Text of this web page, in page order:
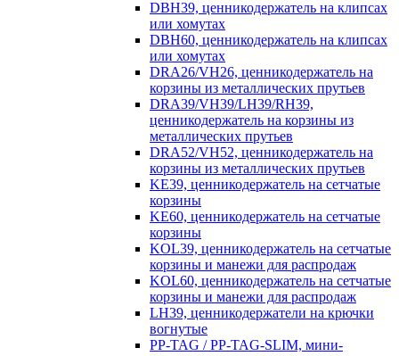
DBH39, ценникодержатель на клипсах
или хомутах
DBH60, ценникодержатель на клипсах
или хомутах
DRA26/VH26, ценникодержатель на
корзины из металлических прутьев
DRA39/VH39/LH39/RH39,
ценникодержатель на корзины из
металлических прутьев
DRA52/VH52, ценникодержатель на
корзины из металлических прутьев
KE39, ценникодержатель на сетчатые
корзины
KE60, ценникодержатель на сетчатые
корзины
KOL39, ценникодержатель на сетчатые
корзины и манежи для распродаж
KOL60, ценникодержатель на сетчатые
корзины и манежи для распродаж
LH39, ценникодержатели на крючки
вогнутые
PP-TAG / PP-TAG-SLIM, мини-